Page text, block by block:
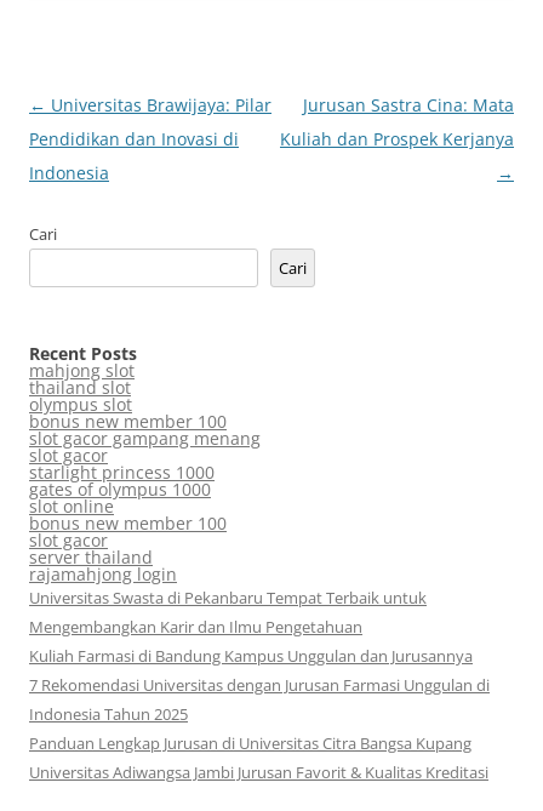
Navigasi
Tulisan
← Universitas Brawijaya: Pilar
Pendidikan dan Inovasi di
Indonesia
Jurusan Sastra Cina: Mata
Kuliah dan Prospek Kerjanya
→
Cari
Cari
Recent Posts
mahjong slot
thailand slot
olympus slot
bonus new member 100
slot gacor gampang menang
slot gacor
starlight princess 1000
gates of olympus 1000
slot online
bonus new member 100
slot gacor
server thailand
rajamahjong login
Universitas Swasta di Pekanbaru Tempat Terbaik untuk
Mengembangkan Karir dan Ilmu Pengetahuan
Kuliah Farmasi di Bandung Kampus Unggulan dan Jurusannya
7 Rekomendasi Universitas dengan Jurusan Farmasi Unggulan di
Indonesia Tahun 2025
Panduan Lengkap Jurusan di Universitas Citra Bangsa Kupang
Universitas Adiwangsa Jambi Jurusan Favorit & Kualitas Kreditasi